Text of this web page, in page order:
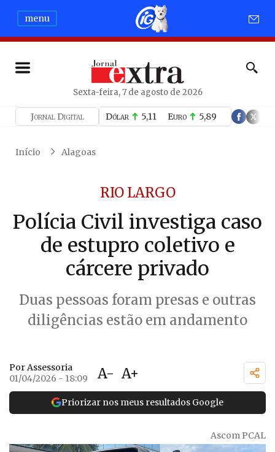
menu
Sexta-feira, 7 de agosto de 2026
Jornal Digital Dólar 5,11 Euro 5,89
Início Alagoas
RIO LARGO
Polícia Civil investiga caso
de estupro coletivo e
cárcere privado
Duas pessoas foram presas e outras
diligências estão em andamento
Por Assessoria
01/04/2026 - 18:09
A- A+
Priorizar nos meus resultados Google
Ascom PCAL